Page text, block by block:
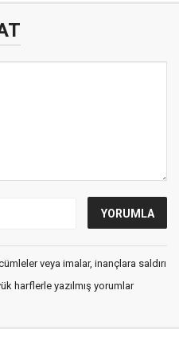
veya imalar, inançlara saldırı
harflerle yazılmış yorumlar